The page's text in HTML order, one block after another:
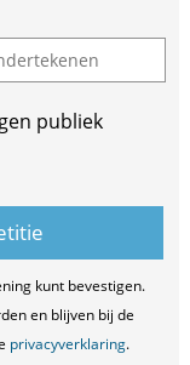
publiek
kunt bevestigen.
en blijven bij de
privacyverklaring.